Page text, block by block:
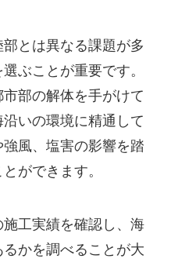
とは異なる課題が多
ぶことが重要です。
部の解体を手がけて
いの環境に精通して
風、塩害の影響を踏
ができます。
工実績を確認し、海
かを調べることが大